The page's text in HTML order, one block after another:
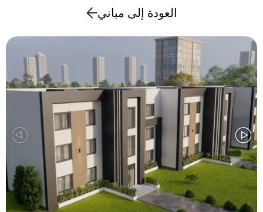
العودة إلى مباني